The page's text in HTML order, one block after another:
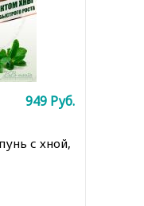
с хной,
949 Руб.